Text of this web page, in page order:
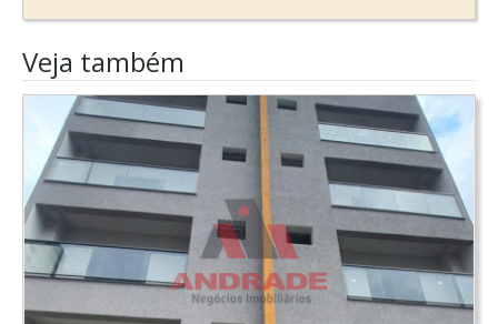
Veja também